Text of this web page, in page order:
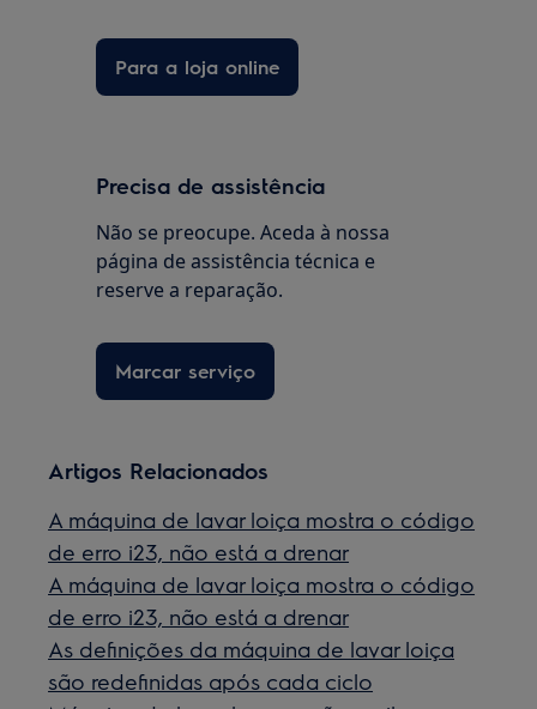
Para a loja online
Precisa de assistência
Não se preocupe. Aceda à nossa
página de assistência técnica e
reserve a reparação.
Marcar serviço
Artigos Relacionados
A máquina de lavar loiça mostra o código
de erro i23, não está a drenar
A máquina de lavar loiça mostra o código
de erro i23, não está a drenar
As definições da máquina de lavar loiça
são redefinidas após cada ciclo